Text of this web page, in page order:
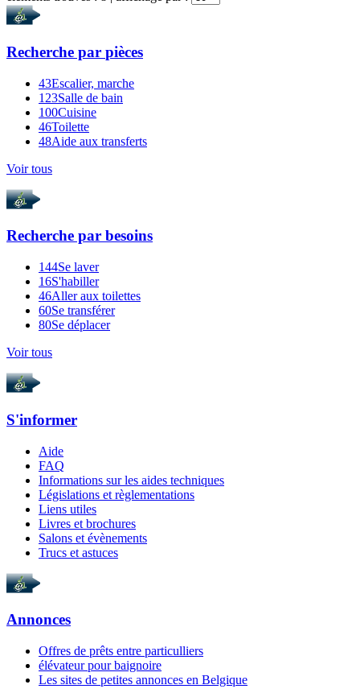
Recherche par pièces
43Escalier, marche
123Salle de bain
100Cuisine
46Toilette
48Aide aux transferts
Voir tous
Recherche par besoins
144Se laver
16S'habiller
46Aller aux toilettes
60Se transférer
80Se déplacer
Voir tous
S'informer
Aide
FAQ
Informations sur les aides techniques
Législations et règlementations
Liens utiles
Livres et brochures
Salons et évènements
Trucs et astuces
Annonces
Offres de prêts entre particulliers
élévateur pour baignoire
Les sites de petites annonces en Belgique